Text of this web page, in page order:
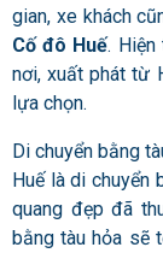
gian, xe khách
Cố đô Huế.
nơi, xuất phát từ
lựa chọn.
Di chuyển bằng
Huế là di chuyển
quang đẹp đã
bằng tàu hỏa sẽ